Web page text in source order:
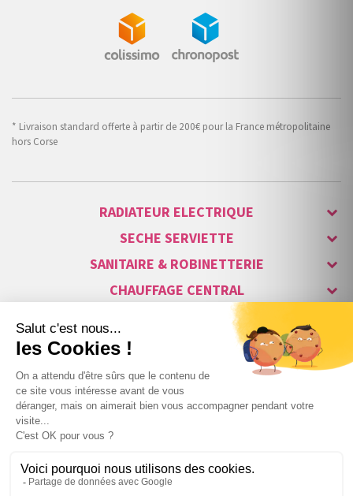
* Livraison standard offerte à partir de 200€ pour la France métropolitaine
hors Corse
RADIATEUR ELECTRIQUE
SECHE SERVIETTE
SANITAIRE & ROBINETTERIE
CHAUFFAGE CENTRAL
ALARME & SÉCURITÉ
MAISON CONNECTÉE
VISIOPHONE & INTERPHONE
LUMINAIRES & ECLAIRAGE